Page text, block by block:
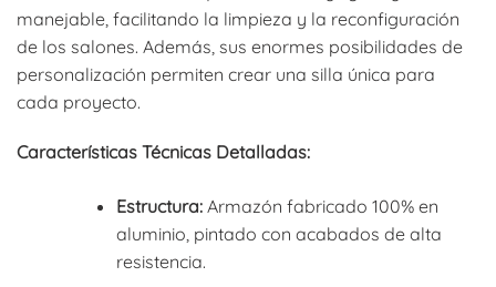
manejable, facilitando la limpieza y la reconfiguración
de los salones. Además, sus enormes posibilidades de
personalización permiten crear una silla única para
cada proyecto.
Características Técnicas Detalladas:
Estructura:Armazón fabricado 100% en
aluminio, pintado con acabados de alta
resistencia.